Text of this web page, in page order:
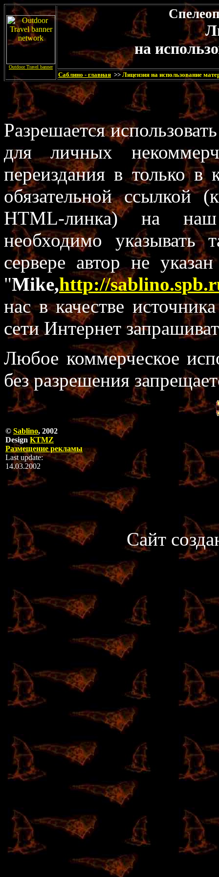
Outdoor Travel banner
на
Саблино - главная >> Лицензия на использование
Разрешается
для личных
переиздания в только в
обязательной ссылкой
HTML-линка) на
необходимо указывать
сервере автор не
"Mike,http://
нас в качестве
сети Интернет
Любое коммерческое
без разрешения
© Sablino, 2002
Design KTMZ
Размещение рекламы
Last update:
14.03.2002
Сайт